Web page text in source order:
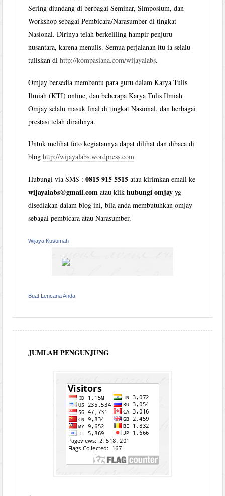
Sering diundang di berbagai Seminar, Simposium, dan
Workshop sebagai Pembicara/Narasumber di tingkat
Nasional. Dirinya telah berkeliling hampir penjuru
nusantara, karena menulis. Semua perjalanan itu ia selalu
tuliskan dihttp://kompasiana.com/wijayalabs.
Omjay bersedia membantu para guru dalam Karya Tulis
Ilmiah (KTI) online, dan beberapa Karya Tulis Ilmiah
Omjay selalu masuk final di tingkat Nasional, dan berbagai
prestasi telah diraihnya.
Untuk melihat foto kegiatannya dapat dilihat dan dibaca di
bloghttp://wijayalabs.wordpress.com
Hubungi via SMS :0815 915 5515 atau kirimkan email ke
wijayalabs@gmail.com atau klikhubungi omjay yg
disediakan dalam blog ini, bila anda membutuhkan omjay
sebagai pembicara atau Narasumber.
Wijaya Kusumah
Buat Lencana Anda
JUMLAH PENGUNJUNG